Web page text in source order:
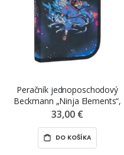
Peračník jednoposchodový
Beckmann „Ninja Elements“,
2025, plný
33,00 €
DO KOŠÍKA